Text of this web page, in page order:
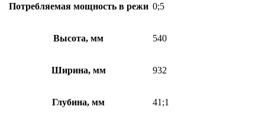
Потребляемая мощность в режи 0;5
Высота, мм 540
Ширина, мм 932
Глубина, мм 41;1